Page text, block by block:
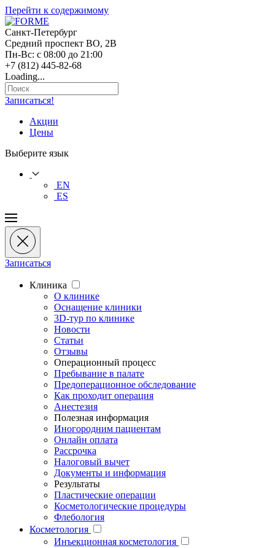
Перейти к содержимому
Санкт-Петербург
Средний проспект ВО, 2В
Пн-Вс: с 08:00 до 21:00
+7 (812) 445-82-68
Loading...
Записаться!
Акции
Цены
Выберите язык
EN
ES
Записаться
Клиника
О клинике
Оснащение клиники
3D-тур по клинике
Новости
Статьи
Отзывы
Операционный процесс
Пребывание в палате
Предоперационное обследование
Как проходит операция
Анестезия
Полезная информация
Иногородним пациентам
Онлайн оплата
Рассрочка
Налоговый вычет
Документы и информация
Результаты
Пластические операции
Косметологические процедуры
Флебология
Косметология
Инъекционная косметология